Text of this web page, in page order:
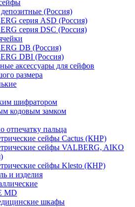
(Россия)
серия ASD (Россия)
серия DSC (Россия)
DB (Россия)
DBI (Россия)
аксессуары для сейфов
размера
шифратором
кодовым замком
отпечатку пальца
сейфы Cactus (КНР)
сейфы VALBERG, AIKO
сейфы Klesto (КНР)
и изделия
MD
шкафы